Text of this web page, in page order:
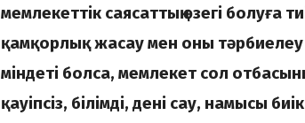
мемлекеттік саясаттың өзегі болуға
қамқорлық жасау мен оны тәрбиелеу
міндеті болса, мемлекет сол
қауіпсіз, білімді, дені сау, намысы